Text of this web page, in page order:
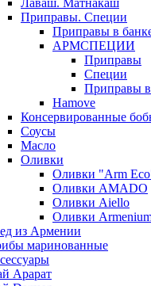
Лаваш. Матнакаш
Приправы. Специи
Приправы в
АРМСПЕЦИИ
Приправы
Специи
Приправы в
Hamove
Консервированные
Соусы
Масло
Оливки
Оливки "Arm
Оливки AMADO
Оливки Aiello
Оливки
из Армении
маринованные
Арарат